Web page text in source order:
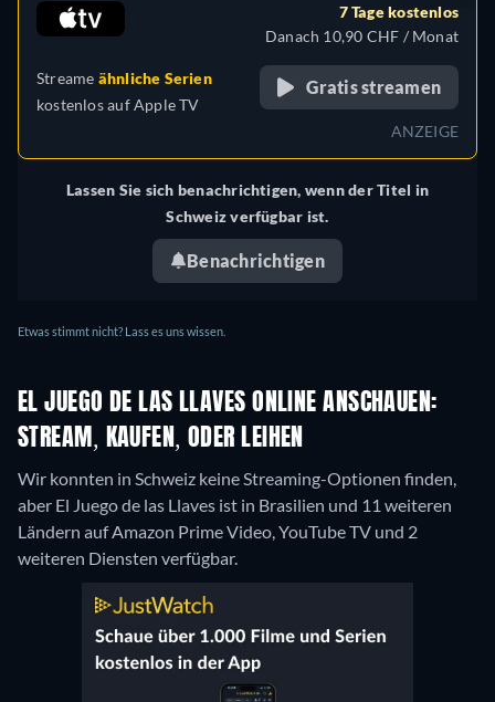
Brasilien
Streame ähnliche Serien
kostenlos aufApple TV
7 Tage kostenlos
Danach 10,90 CHF / Monat
Gratis streamen
ANZEIGE
Lassen Sie sich benachrichtigen, wenn der Titel in
Schweiz verfügbar ist.
Benachrichtigen
Etwas stimmt nicht? Lass es uns wissen.
EL JUEGO DE LAS LLAVES ONLINE ANSCHAUEN:
STREAM, KAUFEN, ODER LEIHEN
Wir konnten in Schweiz keine Streaming-Optionen finden,
aber El Juego de las Llaves ist in Brasilien und 11 weiteren
Ländern auf Amazon Prime Video, YouTube TV und 2
weiteren Diensten verfügbar.